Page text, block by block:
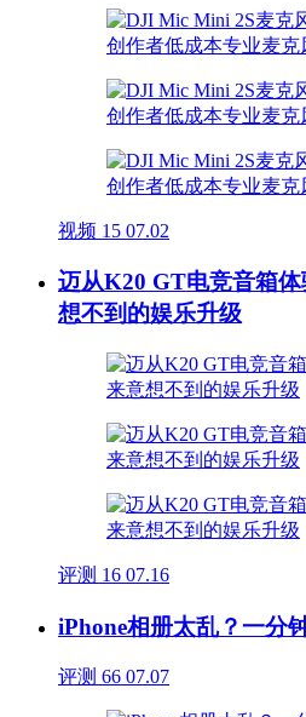
视频 15 07.02
迈从K20 GT电竞音箱
想不到的娱乐升级
评测 16 07.16
iPhone相册太乱？一分
评测 66 07.07